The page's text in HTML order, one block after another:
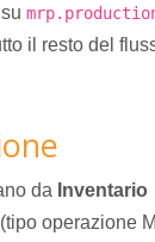
su
il resto del
da
(tipo operazione